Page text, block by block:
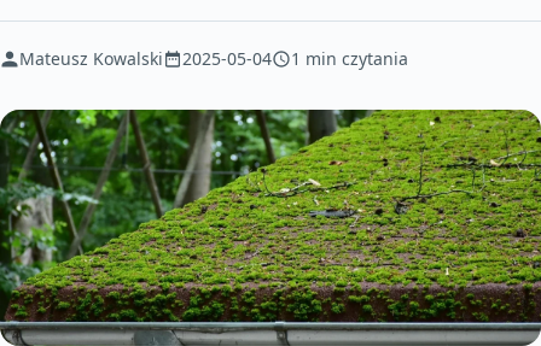
Mateusz Kowalski 2025-05-04 1 min czytania